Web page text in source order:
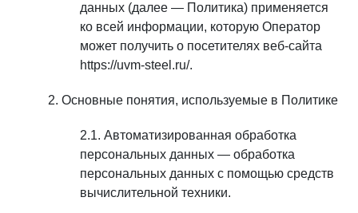
данных (далее — Политика) применяется
ко всей информации, которую Оператор
может получить о посетителях веб-сайта
https://uvm-steel.ru/.
Основные понятия, используемые в Политике
Автоматизированная обработка
персональных данных — обработка
персональных данных с помощью средств
вычислительной техники.